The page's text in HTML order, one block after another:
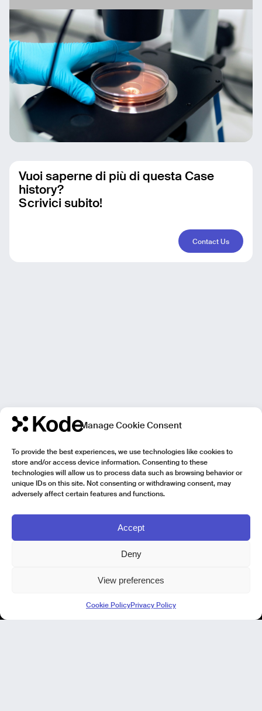
Manage Cookie Consent
To provide the best experiences, we use technologies like cookies to
store and/or access device information. Consenting to these
technologies will allow us to process data such as browsing behavior or
unique IDs on this site. Not consenting or withdrawing consent, may
adversely affect certain features and functions.
Accept
Deny
View preferences
Cookie PolicyPrivacy Policy
Vuoi saperne di più di questa Case
history?
Scrivici subito!
Contact Us
Lungarno Galileo Galilei 1